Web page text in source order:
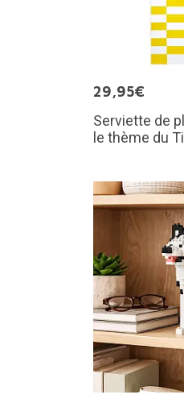
29,95€
Serviette de
le thème du